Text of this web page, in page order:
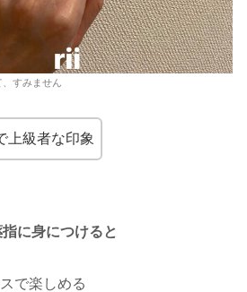
すみません
上級者な印象
に身につけると
で楽しめる